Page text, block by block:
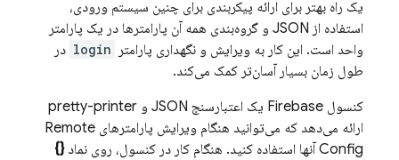
یک راه بهتر برای ارائه پیکربندی برای چنین سیستم ورودی،
استفاده از JSON و گروه‌بندی همه آن پارامترها در یک پارامتر
واحد است. این کار به ویرایش و نگهداری پارامتر
login در
طول زمان بسیار آسان‌تر کمک می‌کند.
کنسول Firebase
یک اعتبارسنج JSON و pretty-printer
ارائه می‌دهد که می‌توانید هنگام ویرایش پارامترهای Remote
Configآنها استفاده کنید. هنگام کار در کنسول، روی نماد{}